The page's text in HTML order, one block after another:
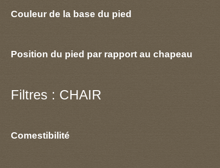
Couleur de la base du pied
Position du pied par rapport au chapeau
Filtres : CHAIR
Comestibilité